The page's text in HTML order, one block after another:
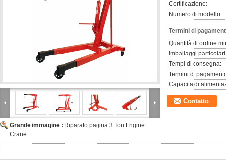
Grande immagine : Riparato pagina 3 Ton Engine
Crane
Certificazione:
Numero di modello:
Termini di
Quantità di ordine
Imballaggi particolari:
Tempi di consegna:
Termini di
Capacità di
Contatto